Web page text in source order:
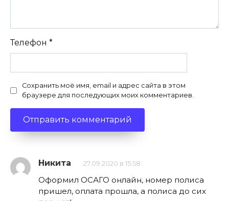
Телефон *
Сохранить моё имя, email и адрес сайта в этом
браузере для последующих моих комментариев.
Никита 27.09.2020 в 15:58
Оформил ОСАГО онлайн, номер полиса
пришел, оплата прошла, а полиса до сих